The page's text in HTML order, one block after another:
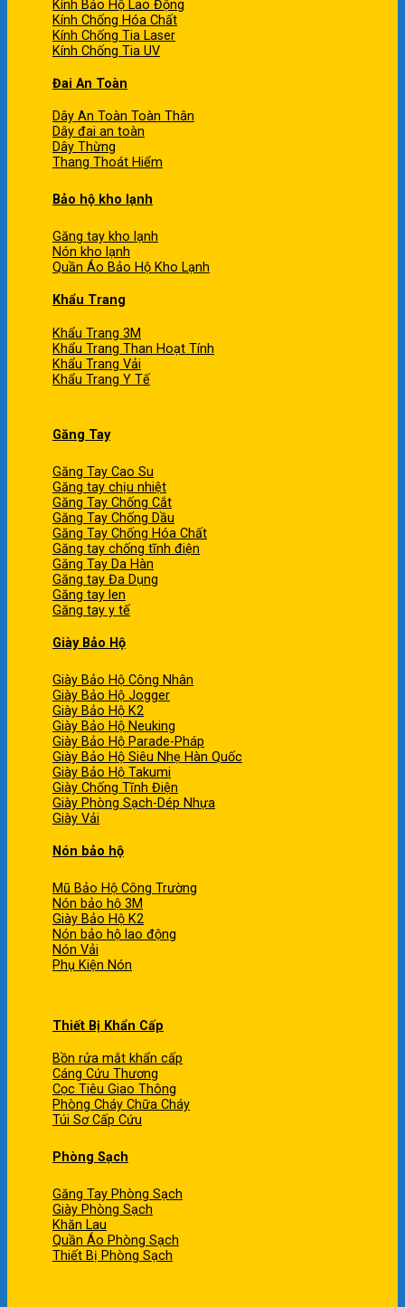
Kính Bảo Hộ Lao Động
Kính Chống Hóa Chất
Kính Chống Tia Laser
Kính Chống Tia UV
Đai An Toàn
Dây An Toàn Toàn Thân
Dây đai an toàn
Dây Thừng
Thang Thoát Hiểm
Bảo hộ kho lạnh
Găng tay kho lạnh
Nón kho lạnh
Quần Áo Bảo Hộ Kho Lạnh
Khẩu Trang
Khẩu Trang 3M
Khẩu Trang Than Hoạt Tính
Khẩu Trang Vải
Khẩu Trang Y Tế
Găng Tay
Găng Tay Cao Su
Găng tay chịu nhiệt
Găng Tay Chống Cắt
Găng Tay Chống Dầu
Găng Tay Chống Hóa Chất
Găng tay chống tĩnh điện
Găng Tay Da Hàn
Găng tay Đa Dụng
Găng tay len
Găng tay y tế
Giày Bảo Hộ
Giày Bảo Hộ Công Nhân
Giày Bảo Hộ Jogger
Giày Bảo Hộ K2
Giày Bảo Hộ Neuking
Giày Bảo Hộ Parade-Pháp
Giày Bảo Hộ Siêu Nhẹ Hàn Quốc
Giày Bảo Hộ Takumi
Giày Chống Tĩnh Điện
Giày Phòng Sạch-Dép Nhựa
Giày Vải
Nón bảo hộ
Mũ Bảo Hộ Công Trường
Nón bảo hộ 3M
Giày Bảo Hộ K2
Nón bảo hộ lao động
Nón Vải
Phụ Kiện Nón
Thiết Bị Khẩn Cấp
Bồn rửa mắt khẩn cấp
Cáng Cứu Thương
Cọc Tiêu Giao Thông
Phòng Cháy Chữa Cháy
Túi Sơ Cấp Cứu
Phòng Sạch
Găng Tay Phòng Sạch
Giày Phòng Sạch
Khăn Lau
Quần Áo Phòng Sạch
Thiết Bị Phòng Sạch